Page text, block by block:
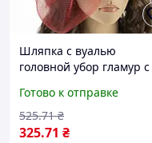
Шляпка с вуалью
головной убор гламур с
приколов для
праздничного образа
вечеринки
Готово к отправке
325.71 ₴
525.71 ₴